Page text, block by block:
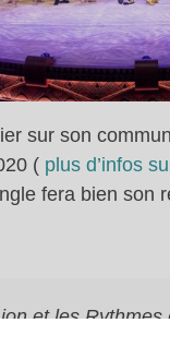
sur son
( plus d’infos
fera bien son
et les Rythmes
et en